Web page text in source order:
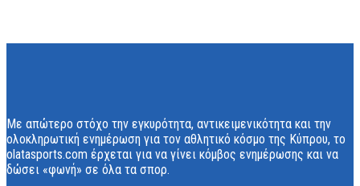
Με απώτερο στόχο την εγκυρότητα, αντικειμενικότητα και την
ολοκληρωτική ενημέρωση για τον αθλητικό κόσμο της Κύπρου, το
olatasports.com έρχεται για να γίνει κόμβος ενημέρωσης και να
δώσει «φωνή» σε όλα τα σπορ.